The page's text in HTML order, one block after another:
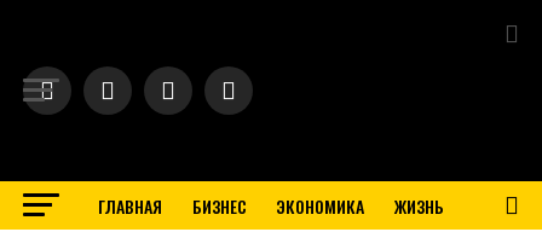
ГЛАВНАЯ БИЗНЕС ЭКОНОМИКА ЖИЗНЬ
BUSINESS